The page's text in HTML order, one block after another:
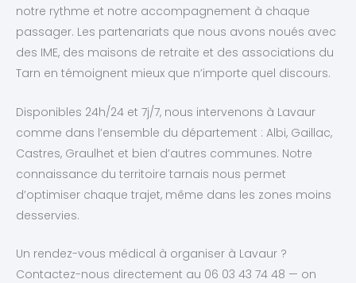
notre rythme et notre accompagnement à chaque
passager. Les partenariats que nous avons noués avec
des IME, des maisons de retraite et des associations du
Tarn en témoignent mieux que n’importe quel discours.
Disponibles 24h/24 et 7j/7, nous intervenons à Lavaur
comme dans l’ensemble du département : Albi, Gaillac,
Castres, Graulhet et bien d’autres communes. Notre
connaissance du territoire tarnais nous permet
d’optimiser chaque trajet, même dans les zones moins
desservies.
Un rendez-vous médical à organiser à Lavaur ?
Contactez-nous directement au 06 03 43 74 48 — on